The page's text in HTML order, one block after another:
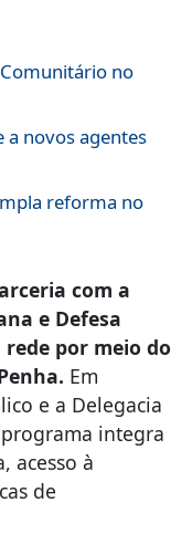
no
novos agentes
reforma no
com a
e Defesa
rede por meio do
Em
e a Delegacia
integra
acesso à
de